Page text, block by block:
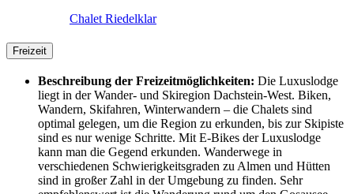
Chalet Riedelklar
Freizeit
Beschreibung der Freizeitmöglichkeiten: Die Luxuslodge
liegt in der Wander- und Skiregion Dachstein-West. Biken,
Wandern, Skifahren, Winterwandern – die Chalets sind
optimal gelegen, um die Region zu erkunden, bis zur Skipiste
sind es nur wenige Schritte. Mit E-Bikes der Luxuslodge
kann man die Gegend erkunden. Wanderwege in
verschiedenen Schwierigkeitsgraden zu Almen und Hütten
sind in großer Zahl in der Umgebung zu finden. Sehr